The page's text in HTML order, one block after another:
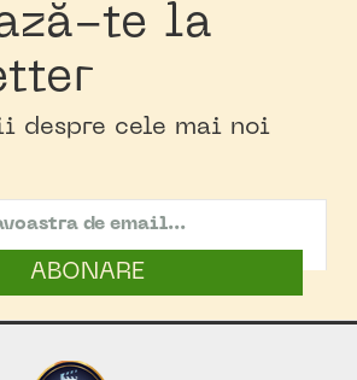
te la
despre cele mai noi
ABONARE